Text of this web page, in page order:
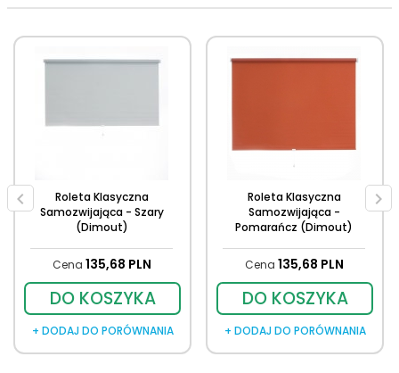
Roleta Klasyczna
Samozwijająca - Szary
(Dimout)
Cena 135,68 PLN
DO KOSZYKA
+ DODAJ DO PORÓWNANIA
Roleta Klasyczna
Samozwijająca -
Pomarańcz (Dimout)
Cena 135,68 PLN
DO KOSZYKA
+ DODAJ DO PORÓWNANIA